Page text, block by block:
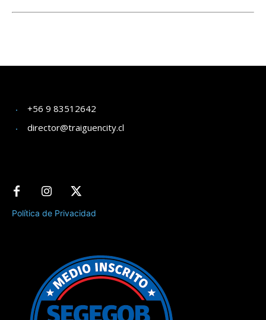
+56 9 83512642
director@traiguencity.cl
Política de Privacidad